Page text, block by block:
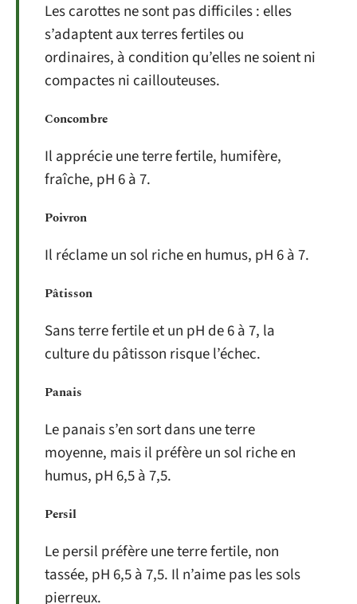
Les carottes ne sont pas difficiles : elles
s’adaptent aux terres fertiles ou
ordinaires, à condition qu’elles ne soient ni
compactes ni caillouteuses.
Concombre
Il apprécie une terre fertile, humifère,
fraîche, pH 6 à 7.
Poivron
Il réclame un sol riche en humus, pH 6 à 7.
Pâtisson
Sans terre fertile et un pH de 6 à 7, la
culture du pâtisson risque l’échec.
Panais
Le panais s’en sort dans une terre
moyenne, mais il préfère un sol riche en
humus, pH 6,5 à 7,5.
Persil
Le persil préfère une terre fertile, non
tassée, pH 6,5 à 7,5. Il n’aime pas les sols
pierreux.